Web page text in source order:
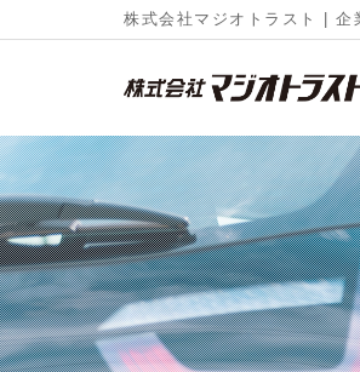
株式会社マジオトラスト | 企